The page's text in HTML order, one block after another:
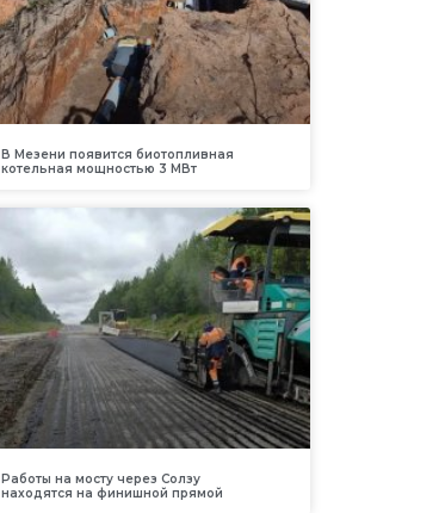
В Мезени появится биотопливная
котельная мощностью 3 МВт
Работы на мосту через Солзу
находятся на финишной прямой